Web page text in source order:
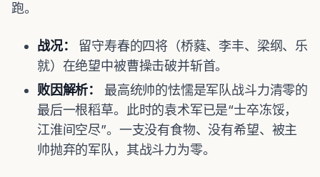
跑。
战况：
留守寿春的四将（桥蕤、李丰、梁纲、乐
就）在绝望中被曹操击破并斩首。
败因解析：
最高统帅的怯懦是军队战斗力清零的
最后一根稻草。此时的袁术军已是“士卒冻馁，
江淮间空尽”。一支没有食物、没有希望、被主
帅抛弃的军队，其战斗力为零。